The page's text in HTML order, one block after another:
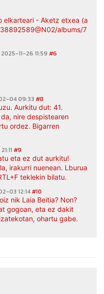
elkarteari - Aketz etxea
albums/
2025-11-26 11:59 #6
04 09:33 #8
Aurkitu dut: 41.
nire despistearen
ordez. Bigarren
#9
eta ez dut aurkitu!
irakurri nuenean. Lburua
teklekin bilatu.
03 12:14#10
nik Laia Beitia? Non?
gogoan, eta ez dakit
ohartu gabe.